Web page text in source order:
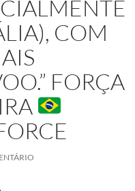
COM
FORÇA